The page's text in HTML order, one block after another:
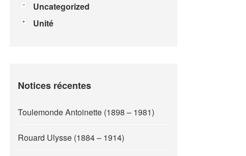
Uncategorized
Unité
Notices récentes
Toulemonde Antoinette (1898 – 1981)
Rouard Ulysse (1884 – 1914)